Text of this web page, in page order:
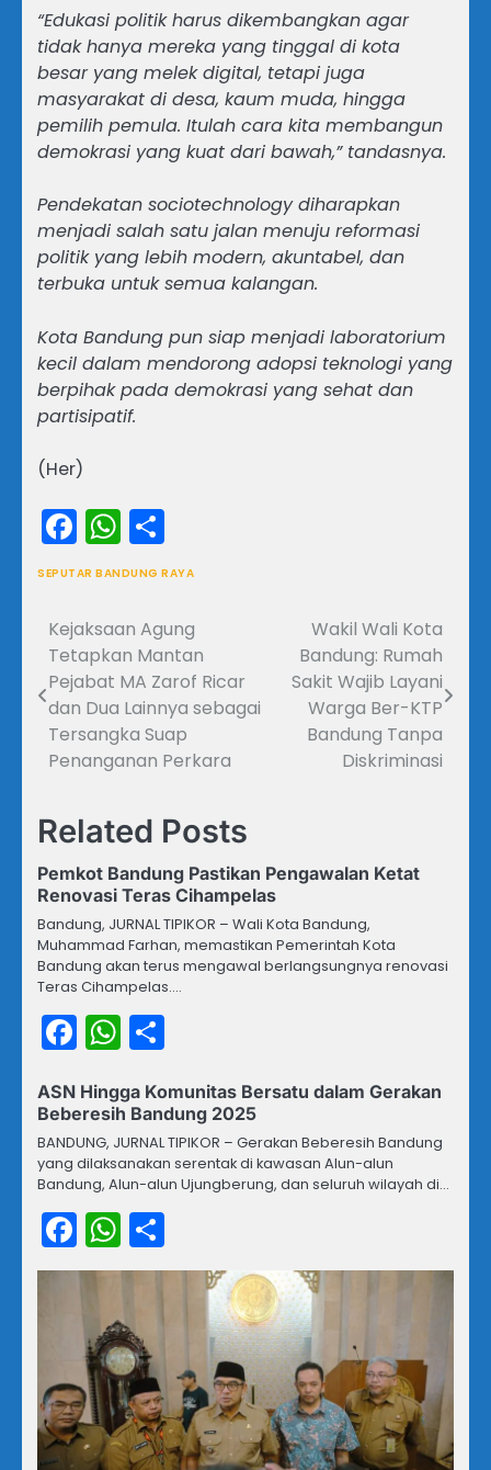
“Edukasi politik harus dikembangkan agar
tidak hanya mereka yang tinggal di kota
besar yang melek digital, tetapi juga
masyarakat di desa, kaum muda, hingga
pemilih pemula. Itulah cara kita membangun
demokrasi yang kuat dari bawah,” tandasnya.
Pendekatan sociotechnology diharapkan
menjadi salah satu jalan menuju reformasi
politik yang lebih modern, akuntabel, dan
terbuka untuk semua kalangan.
Kota Bandung pun siap menjadi laboratorium
kecil dalam mendorong adopsi teknologi yang
berpihak pada demokrasi yang sehat dan
partisipatif.
(Her)
Facebook
WhatsApp
SEPUTAR BANDUNG RAYA
Navigasi
pos
Kejaksaan Agung
Tetapkan Mantan
Pejabat MA Zarof Ricar
dan Dua Lainnya sebagai
Tersangka Suap
Penanganan Perkara
Wakil Wali Kota
Bandung: Rumah
Sakit Wajib Layani
Warga Ber-KTP
Bandung Tanpa
Diskriminasi
Related Posts
Pemkot Bandung Pastikan Pengawalan Ketat
Renovasi Teras Cihampelas
Bandung, JURNAL TIPIKOR – Wali Kota Bandung,
Muhammad Farhan, memastikan Pemerintah Kota
Bandung akan terus mengawal berlangsungnya renovasi
Teras Cihampelas.…
Facebook
WhatsApp
ASN Hingga Komunitas Bersatu dalam Gerakan
Beberesih Bandung 2025
BANDUNG, JURNAL TIPIKOR – Gerakan Beberesih Bandung
yang dilaksanakan serentak di kawasan Alun-alun
Bandung, Alun-alun Ujungberung, dan seluruh wilayah di…
Facebook
WhatsApp